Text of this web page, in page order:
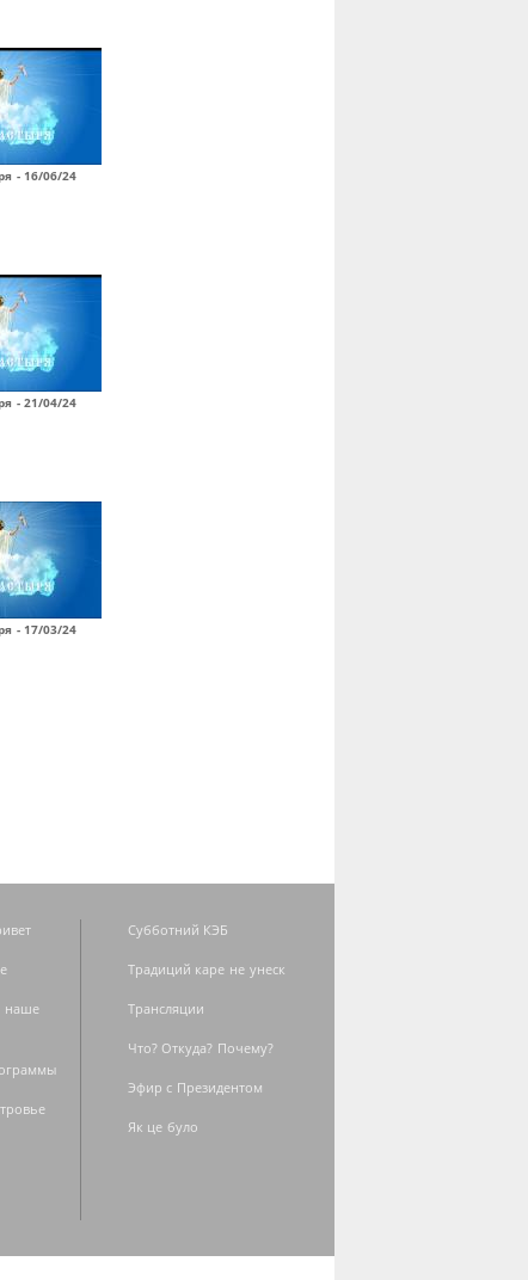
- 16/06/24
- 21/04/24
- 17/03/24
наше
Субботний КЭБ
Традиций каре не унеск
Трансляции
Что? Откуда? Почему?
Эфир с Президентом
Як це було